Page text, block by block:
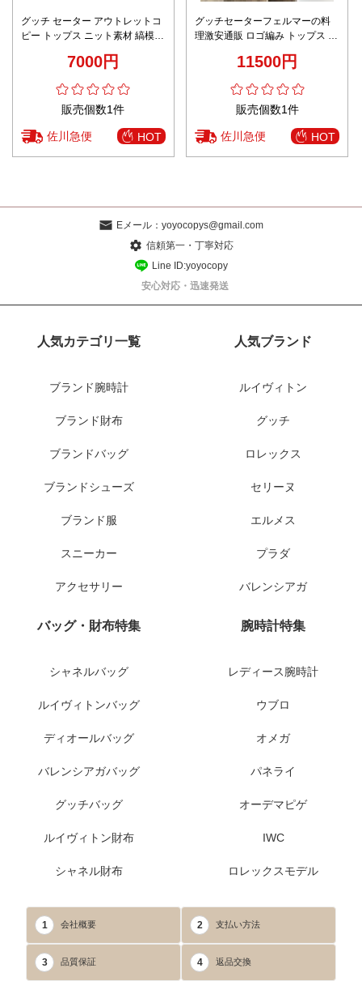
グッチ セーター アウトレットコ
ピー トップス ニット素材 縞模様
7000円
販売個数1件
佐川急便 HOT
グッチセーターフェルマーの料
理激安通販 ロゴ編み トップス ニ
11500円
販売個数1件
佐川急便 HOT
Eメール： yoyocopys@gmail.com
信頼第一・丁寧対応
Line ID:yoyocopy
安心対応・迅速発送
人気カテゴリ一覧
ブランド腕時計
ブランド財布
ブランドバッグ
ブランドシューズ
ブランド服
スニーカー
アクセサリー
人気ブランド
ルイヴィトン
グッチ
ロレックス
セリーヌ
エルメス
プラダ
バレンシアガ
バッグ・財布特集
シャネルバッグ
ルイヴィトンバッグ
ディオールバッグ
バレンシアガバッグ
グッチバッグ
ルイヴィトン財布
シャネル財布
腕時計特集
レディース腕時計
ウブロ
オメガ
パネライ
オーデマピゲ
IWC
ロレックスモデル
1 会社概要 2 支払い方法
3 品質保証 4 返品交換